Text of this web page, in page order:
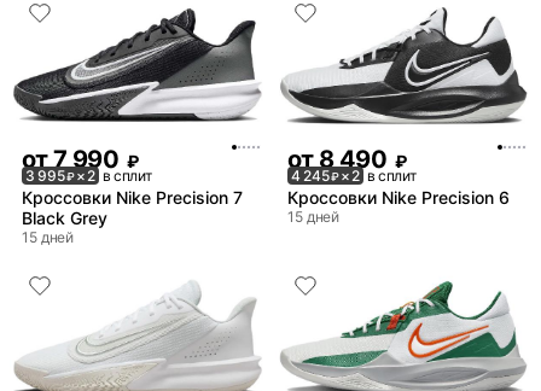
от7 990 ₽
3 995₽× 2 в сплит
Кроссовки Nike Precision 7
Black Grey
15 дней
от8 490 ₽
4 245₽× 2 в сплит
Кроссовки Nike Precision 6
15 дней